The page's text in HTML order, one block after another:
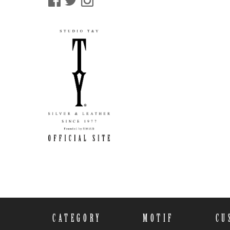
CATEGORY MOTIF